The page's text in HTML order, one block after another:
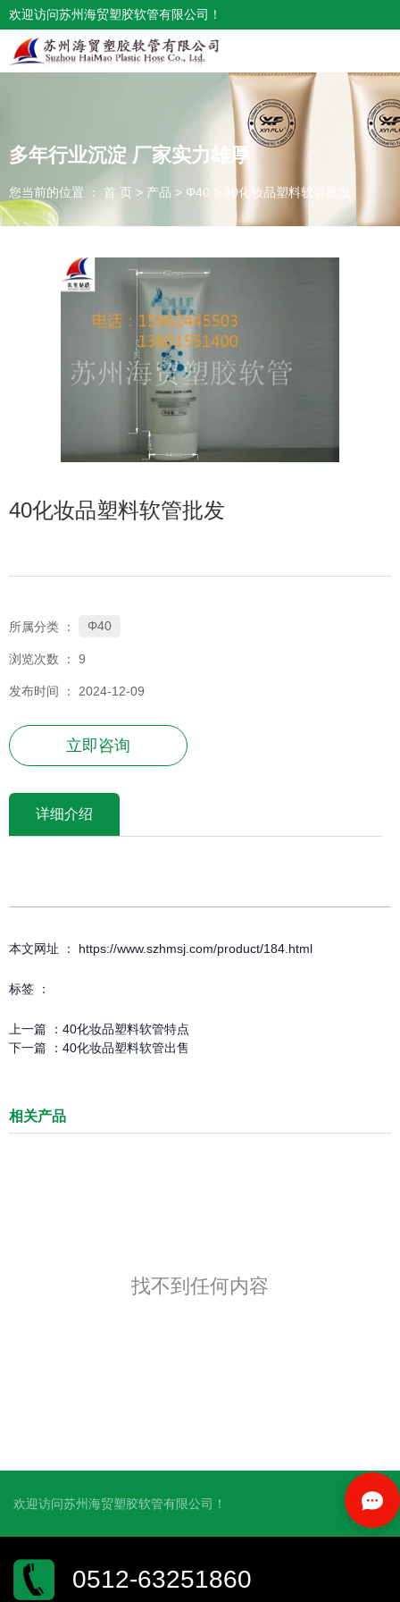
欢迎访问苏州海贸塑胶软管有限公司！
多年行业沉淀 厂家实力雄厚
您当前的位置 ： 首 页 > 产品 > Φ40 40化妆品塑料软管批发
40化妆品塑料软管批发
所属分类 ： Φ40
浏览次数 ： 9
发布时间 ： 2024-12-09
立即咨询
详细介绍
本文网址 ： https://www.szhmsj.com/product/184.html
标签 ：
上一篇 ： 40化妆品塑料软管特点
下一篇 ： 40化妆品塑料软管出售
相关产品
找不到任何内容
欢迎访问苏州海贸塑胶软管有限公司！
0512-63251860